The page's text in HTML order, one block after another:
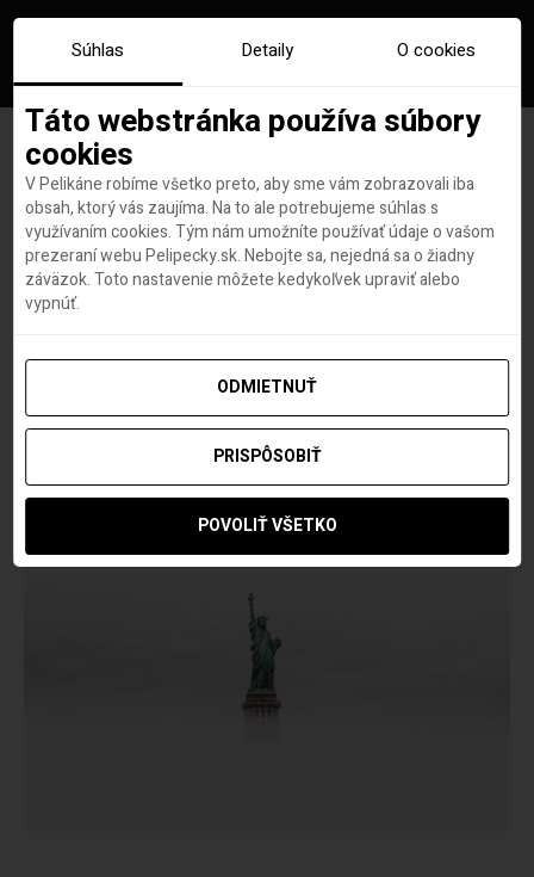
AKTUALIZOVANÉ: Už aj
aerolinky začínajú lobovať za
koridory medzi USA a
Roland Regely 4. SEPTEMBRA 2020
Súhlas Detaily O cookies
Táto webstránka používa súbory
cookies
V Pelikáne robíme všetko preto, aby sme vám zobrazovali iba
obsah, ktorý vás zaujíma. Na to ale potrebujeme súhlas s
využívaním cookies. Tým nám umožníte používať údaje o vašom
prezeraní webu Pelipecky.sk. Nebojte sa, nejedná sa o žiadny
záväzok. Toto nastavenie môžete kedykoľvek upraviť alebo
vypnúť.
ODMIETNUŤ
PRISPÔSOBIŤ
POVOLIŤ VŠETKO